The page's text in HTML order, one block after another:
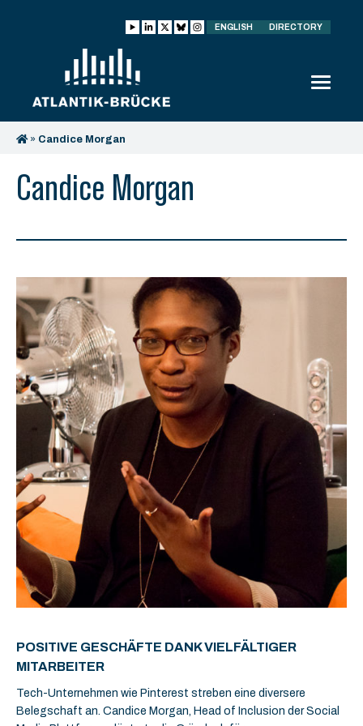
ENGLISH DIRECTORY
» Candice Morgan
Candice Morgan
POSITIVE GESCHÄFTE DANK VIELFÄLTIGER
MITARBEITER
Tech-Unternehmen wie Pinterest streben eine diversere
Belegschaft an. Candice Morgan, Head of Inclusion der Social